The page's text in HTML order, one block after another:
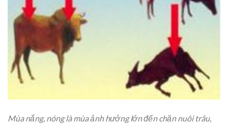
Mùa nắng, nóng là mùa ảnh hưởng lớn đến chăn nuôi trâu,